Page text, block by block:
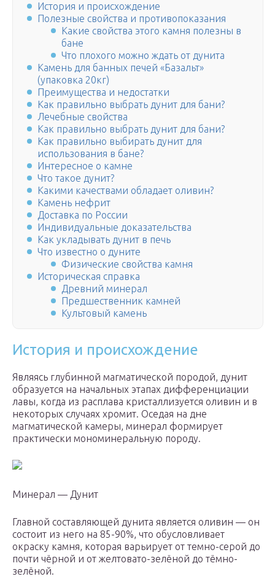
История и происхождение
Полезные свойства и противопоказания
Какие свойства этого камня полезны в
бане
Что плохого можно ждать от дунита
Камень для банных печей «Базальт»
(упаковка 20кг)
Преимущества и недостатки
Как правильно выбрать дунит для бани?
Лечебные свойства
Как правильно выбрать дунит для бани?
Как правильно выбирать дунит для
использования в бане?
Интересное о камне
Что такое дунит?
Какими качествами обладает оливин?
Камень нефрит
Доставка по России
Индивидуальные доказательства
Как укладывать дунит в печь
Что известно о дуните
Физические свойства камня
Историческая справка
Древний минерал
Предшественник камней
Культовый камень
История и происхождение
Являясь глубинной магматической породой, дунит
образуется на начальных этапах дифференциации
лавы, когда из расплава кристаллизуется оливин и в
некоторых случаях хромит. Оседая на дне
магматической камеры, минерал формирует
практически мономинеральную породу.
Минерал — Дунит
Главной составляющей дунита является оливин — он
состоит из него на 85-90%, что обусловливает
окраску камня, которая варьирует от темно-серой до
почти чёрной и от желтовато-зелёной до тёмно-
зелёной.